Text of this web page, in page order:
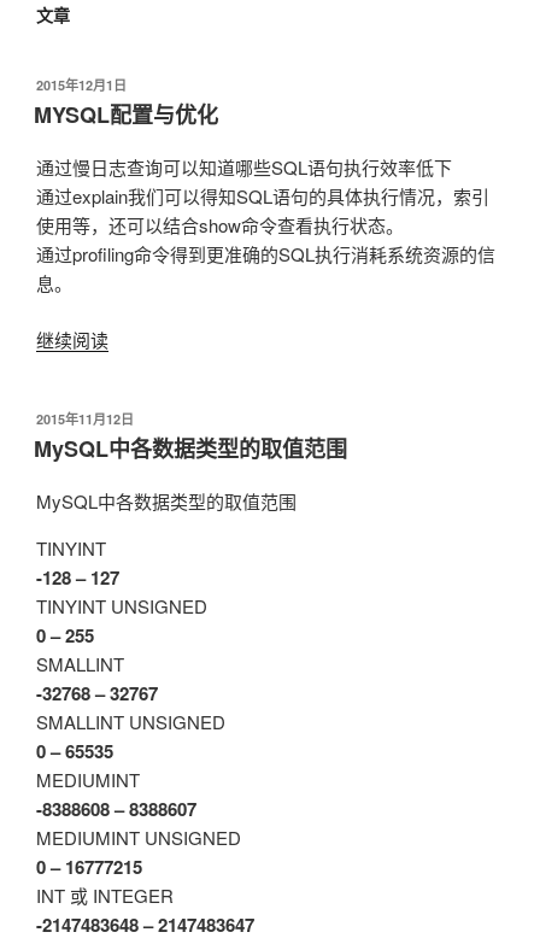
文章
发
布
于
2015年12月1日
MYSQL配置与优化
通过慢日志查询可以知道哪些SQL语句执行效率低下
通过explain我们可以得知SQL语句的具体执行情况，索引
使用等，还可以结合show命令查看执行状态。
通过profiling命令得到更准确的SQL执行消耗系统资源的信
息。
继续阅读
与
优
发
布
于
2015年11月12日
MySQL中各数据类型的取值范围
MySQL中各数据类型的取值范围
TINYINT
-128 – 127
TINYINT UNSIGNED
0 – 255
SMALLINT
-32768 – 32767
SMALLINT UNSIGNED
0 – 65535
MEDIUMINT
-8388608 – 8388607
MEDIUMINT UNSIGNED
0 – 16777215
INT 或 INTEGER
-2147483648 – 2147483647